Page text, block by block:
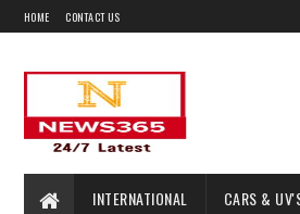
HOME CONTACT US
INTERNATIONAL CARS &